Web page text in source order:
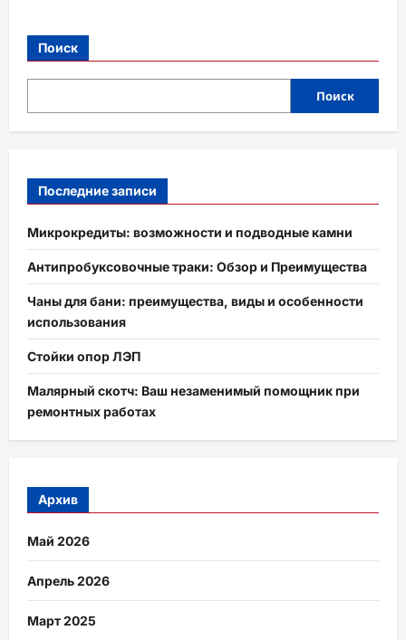
Поиск
Поиск
Последние записи
Микрокредиты: возможности и подводные камни
Антипробуксовочные траки: Обзор и Преимущества
Чаны для бани: преимущества, виды и особенности
использования
Стойки опор ЛЭП
Малярный скотч: Ваш незаменимый помощник при
ремонтных работах
Архив
Май 2026
Апрель 2026
Март 2025